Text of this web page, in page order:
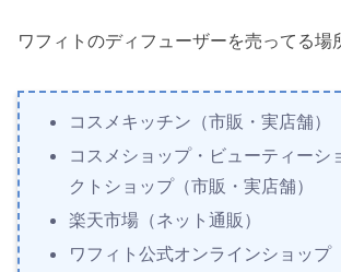
ワフィトのディフューザーを売ってる場
コスメキッチン（市販・実店舗）
コスメショップ・ビューティーシ
クトショップ（市販・実店舗）
楽天市場（ネット通販）
ワフィト公式オンラインショップ